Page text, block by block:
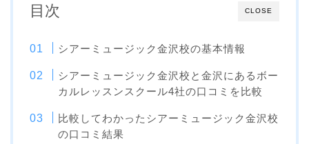
CLOSE
目次
シアーミュージック金沢校の基本情報
シアーミュージック金沢校と金沢にあるボー
カルレッスンスクール4社の口コミを比較
比較してわかったシアーミュージック金沢校
の口コミ結果